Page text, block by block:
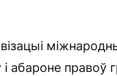
абароне правоў